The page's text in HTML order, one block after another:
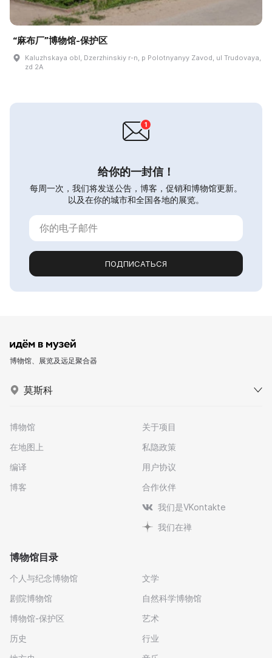
“麻布厂”博物馆-保护区
Kaluzhskaya obl, Dzerzhinskiy r-n, p Polotnyanyy Zavod, ul Trudovaya,
zd 2A
给你的一封信！
每周一次，我们将发送公告，博客，促销和博物馆更新。
以及在你的城市和全国各地的展览。
ПОДПИСАТЬСЯ
博物馆、展览及远足聚合器
莫斯科
博物馆
在地图上
编译
博客
关于项目
私隐政策
用户协议
合作伙伴
我们是VKontakte
我们在禅
博物馆目录
个人与纪念博物馆
剧院博物馆
博物馆-保护区
历史
文学
自然科学博物馆
艺术
行业